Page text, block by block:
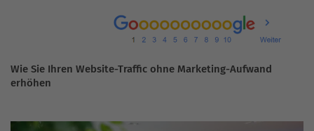
Wie Sie Ihren Website-Traffic ohne Marketing-Aufwand
erhöhen